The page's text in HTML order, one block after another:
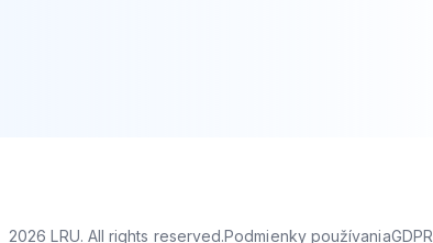
2026 LRU. All rights reserved.Podmienky používaniaGDPR